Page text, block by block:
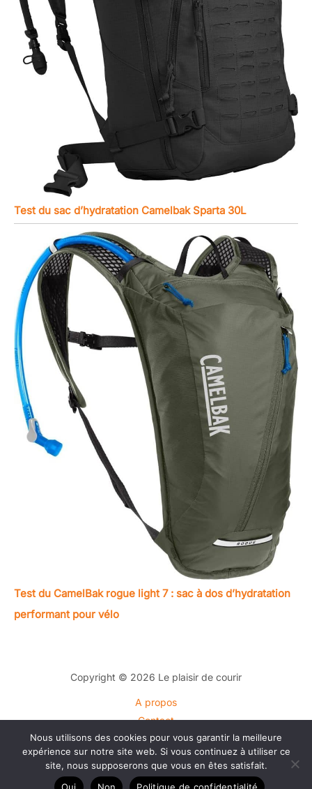
Test du sac d’hydratation Camelbak Sparta 30L
Test du CamelBak rogue light 7 : sac à dos d’hydratation
performant pour vélo
Copyright © 2026 Le plaisir de courir
A propos
Contact
Plan du site
Mentions légales
Politique de confidentialité
Nous utilisons des cookies pour vous garantir la meilleure
expérience sur notre site web. Si vous continuez à utiliser ce
site, nous supposerons que vous en êtes satisfait.
Oui
Non Politique de confidentialité